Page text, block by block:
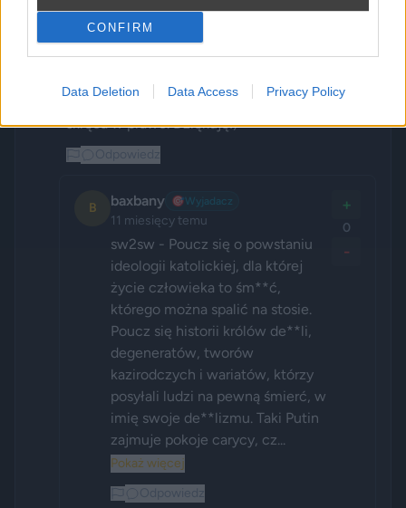
CONFIRM
Data Deletion Data Access Privacy Policy
S sw2sw 11 miesięcy temu
lewe eksperymenty powodujecie, że świat
skręca w prawo. Dziękuję:)
+
B baxbany 🎯Wyjadacz
11 miesięcy temu
sw2sw - Poucz się o powstaniu
ideologii katolickiej, dla której
życie człowieka to śm**ć,
którego można spalić na stosie.
Poucz się historii królów de**li,
degeneratów, tworów
kazirodczych i wariatów, którzy
posyłali ludzi na pewną śmierć, w
imię swoje de**lizmu. Taki Putin
zajmuje pokoje carycy, cz...
Pokaż więcej
+
0
-